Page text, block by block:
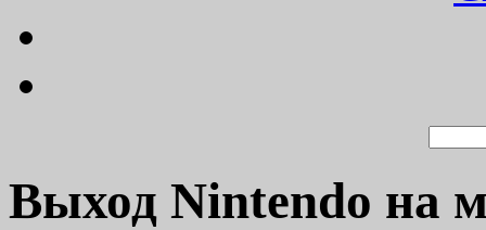
Выход Nintendo на